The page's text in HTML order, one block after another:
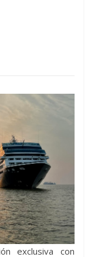
exclusiva con